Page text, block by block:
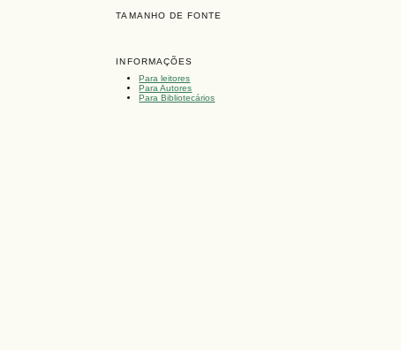
TAMANHO DE FONTE
INFORMAÇÕES
Para leitores
Para Autores
Para Bibliotecários